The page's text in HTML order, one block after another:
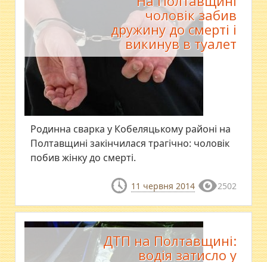
чоловік забив
дружину до смерті і
викинув в туалет
Родинна сварка у Кобеляцькому районі на
Полтавщині закінчилася трагічно: чоловік
побив жінку до смерті.
11 червня 2014 2502
ДТП на Полтавщині:
водія затисло у